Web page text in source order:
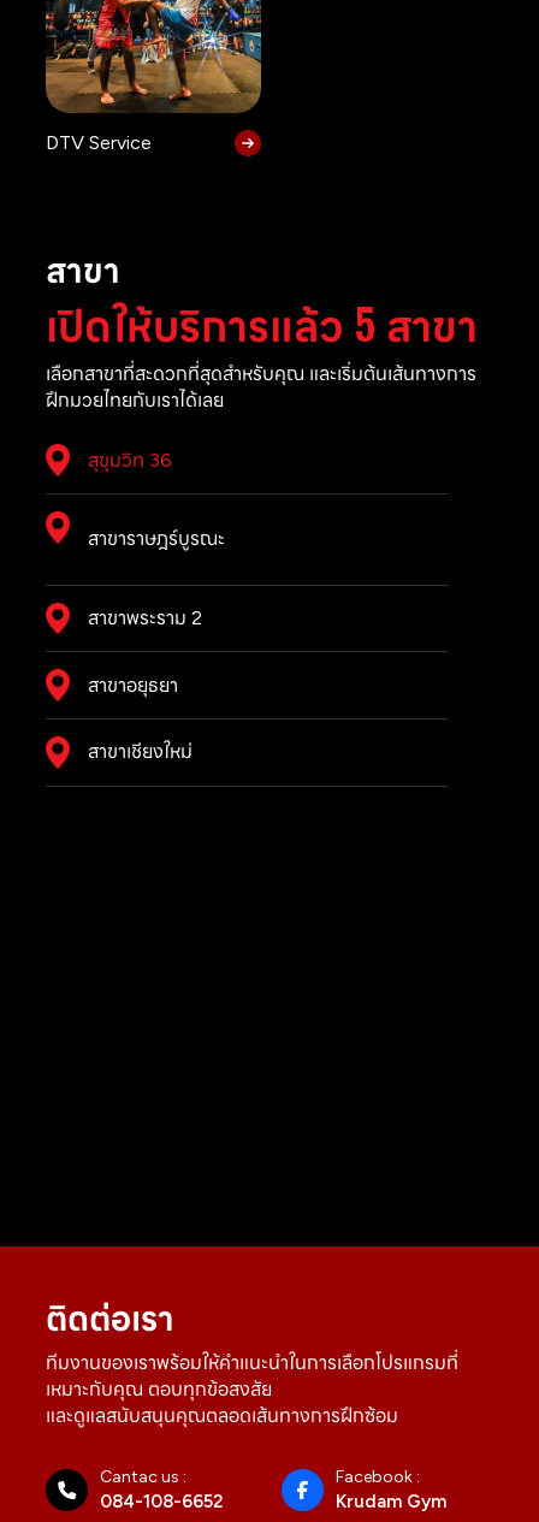
DTV Service
สาขา
เปิดให้บริการแล้ว 5 สาขา
เลือกสาขาที่สะดวกที่สุดสำหรับคุณ และเริ่มต้นเส้นทางการ
ฝึกมวยไทยกับเราได้เลย
สุขุมวิท 36
สาขาราษฎร์บูรณะ
สาขาพระราม 2
สาขาอยุธยา
สาขาเชียงใหม่
ติดต่อเรา
ทีมงานของเราพร้อมให้คำแนะนำในการเลือกโปรแกรมที่
เหมาะกับคุณ ตอบทุกข้อสงสัย
และดูแลสนับสนุนคุณตลอดเส้นทางการฝึกซ้อม
Cantac us :
084-108-6652
Facebook :
Krudam Gym